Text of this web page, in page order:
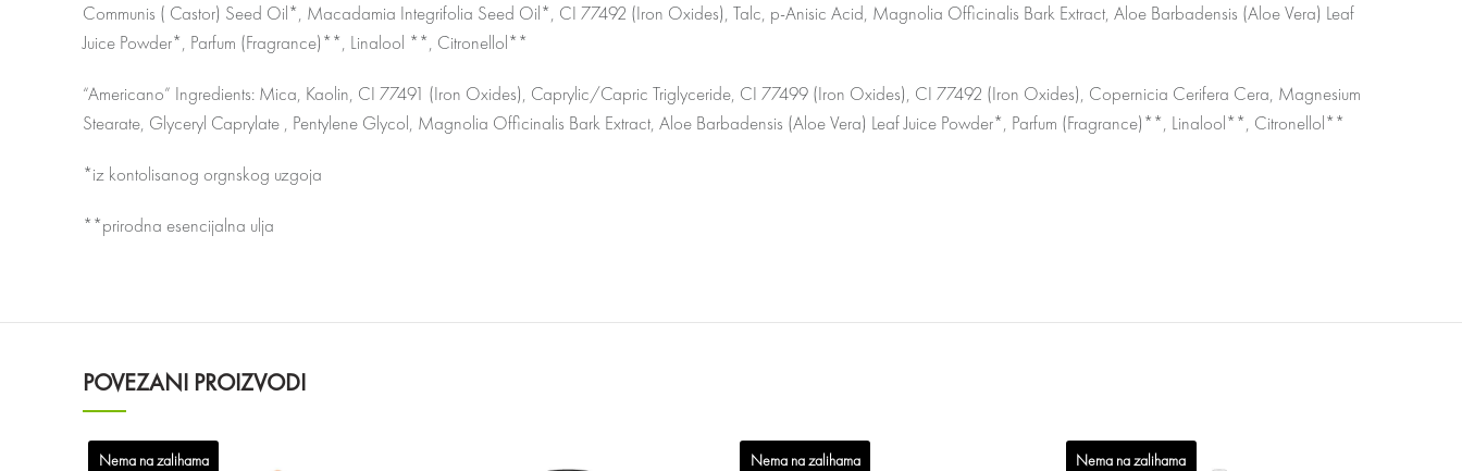
Communis ( Castor) Seed Oil*, Macadamia Integrifolia Seed Oil*, CI 77492 (Iron Oxides), Talc, p-Anisic Acid, Magnolia Officinalis Bark Extract, Aloe Barbadensis (Aloe Vera) Leaf
Juice Powder*, Parfum (Fragrance)**, Linalool **, Citronellol**
“Americano” Ingredients: Mica, Kaolin, CI 77491 (Iron Oxides), Caprylic/Capric Triglyceride, CI 77499 (Iron Oxides), CI 77492 (Iron Oxides), Copernicia Cerifera Cera, Magnesium
Stearate, Glyceryl Caprylate , Pentylene Glycol, Magnolia Officinalis Bark Extract, Aloe Barbadensis (Aloe Vera) Leaf Juice Powder*, Parfum (Fragrance)**, Linalool**, Citronellol**
*iz kontolisanog orgnskog uzgoja
**prirodna esencijalna ulja
POVEZANI PROIZVODI
Nema na zalihama Nema na zalihama Nema na zalihama